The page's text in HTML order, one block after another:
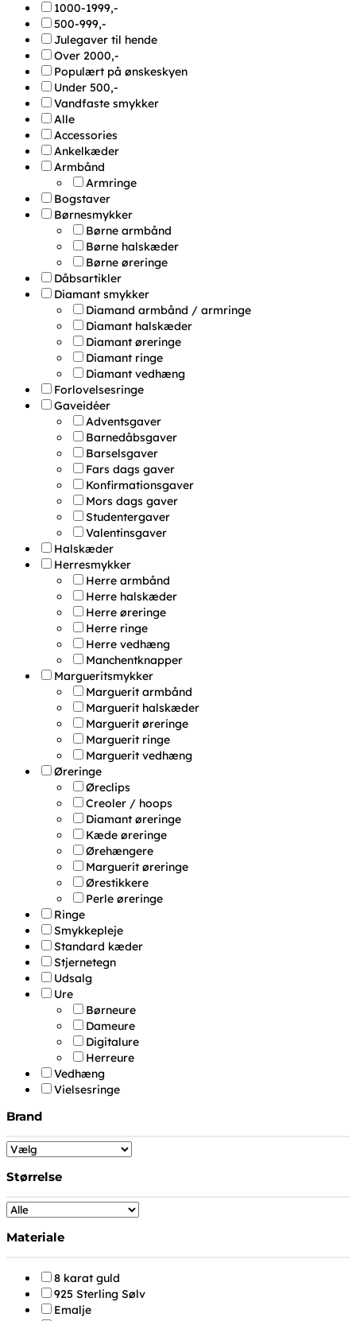
1000-1999,-
500-999,-
Julegaver til hende
Over 2000,-
Populært på ønskeskyen
Under 500,-
Vandfaste smykker
Alle
Accessories
Ankelkæder
Armbånd
Armringe
Bogstaver
Børnesmykker
Børne armbånd
Børne halskæder
Børne øreringe
Dåbsartikler
Diamant smykker
Diamand armbånd / armringe
Diamant halskæder
Diamant øreringe
Diamant ringe
Diamant vedhæng
Forlovelsesringe
Gaveidéer
Adventsgaver
Barnedåbsgaver
Barselsgaver
Fars dags gaver
Konfirmationsgaver
Mors dags gaver
Studentergaver
Valentinsgaver
Halskæder
Herresmykker
Herre armbånd
Herre halskæder
Herre øreringe
Herre ringe
Herre vedhæng
Manchentknapper
Margueritsmykker
Marguerit armbånd
Marguerit halskæder
Marguerit øreringe
Marguerit ringe
Marguerit vedhæng
Øreringe
Øreclips
Creoler / hoops
Diamant øreringe
Kæde øreringe
Ørehængere
Marguerit øreringe
Ørestikkere
Perle øreringe
Ringe
Smykkepleje
Standard kæder
Stjernetegn
Udsalg
Ure
Børneure
Dameure
Digitalure
Herreure
Vedhæng
Vielsesringe
Brand
Størrelse
Materiale
8 karat guld
925 Sterling Sølv
Emalje